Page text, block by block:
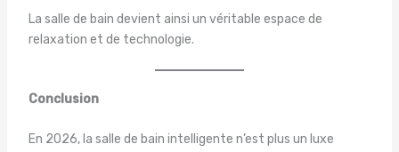
La salle de bain devient ainsi un véritable espace de
relaxation et de technologie.
Conclusion
En 2026, la salle de bain intelligente n’est plus un luxe